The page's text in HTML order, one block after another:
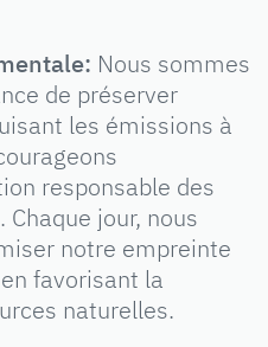
Nous sommes
de préserver
les émissions à
responsable des
jour, nous
notre empreinte
favorisant la
naturelles.